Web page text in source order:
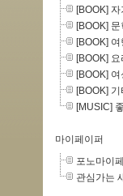
[BOOK]
[BOOK] 문
[BOOK] 여
[BOOK] 요
[BOOK] 여
[BOOK] 기
[MUSIC]
마이페이퍼
포노마이
관심가는